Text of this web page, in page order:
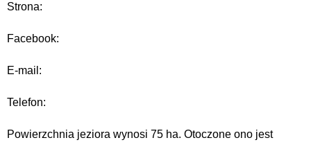
Strona:
Facebook:
E-mail:
Telefon:
Powierzchnia jeziora wynosi 75 ha. Otoczone ono jest